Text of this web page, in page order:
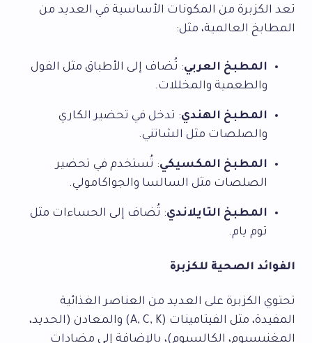
تعد الكزبرة من المكونات الأساسية في العديد من
المطابخ العالمية، مثل:
المطبخ العربي: تُضاف إلى الأطباق مثل الفول
والطعمية والمخللات.
المطبخ الهندي: تدخل في تحضير الكاري
والصلصات مثل الشاتني.
المطبخ المكسيكي: تُستخدم في تحضير
الصلصات مثل السالسا والجواكامولي.
المطبخ التايلاندي: تُضاف إلى الحساءات مثل
توم يام.
الفوائد الصحية للكزبرة
تحتوي الكزبرة على العديد من العناصر الغذائية
المفيدة، مثل الفيتامينات (A, C, K) والمعادن (الحديد،
المغنيسيوم، الكالسيوم)، بالإضافة إلى مضادات